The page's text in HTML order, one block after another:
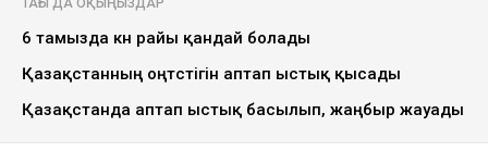
6 тамызда күн райы қандай болады
Қазақстанның оңтүстігін аптап ыстық қысады
Қазақстанда аптап ыстық басылып, жаңбыр жауады